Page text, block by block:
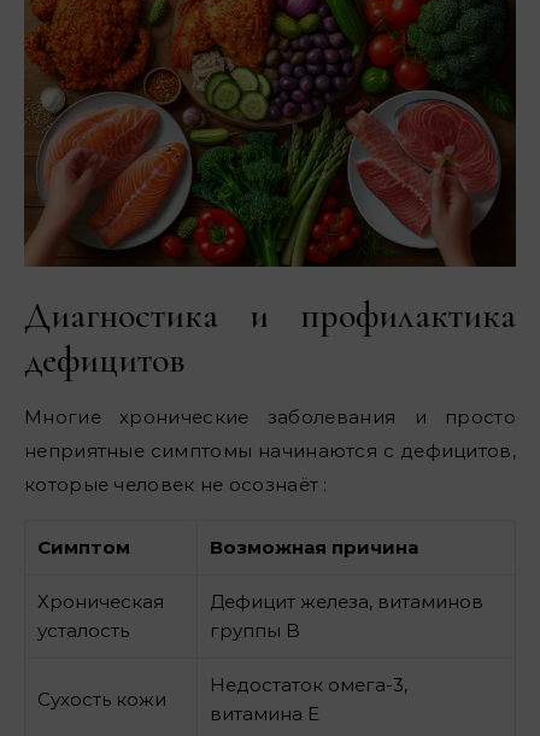
Диагностика и профилактика
дефицитов
Многие хронические заболевания и просто
неприятные симптомы начинаются с дефицитов,
которые человек не осознаёт :
Симптом Возможная причина
Хроническая
усталость
Дефицит железа, витаминов
группы B
Сухость кожи
Недостаток омега-3,
витамина Е